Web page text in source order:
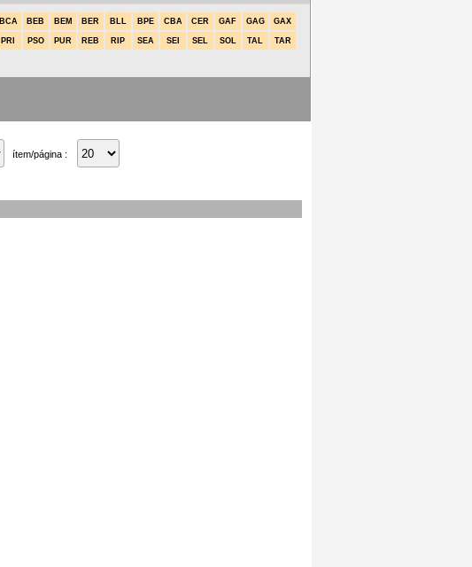
BCA BEB BEM BER BLL BPE CBA CER GAF GAG GAX
PRI PSO PUR REB RIP SEA SEI SEL SOL TAL TAR
ítem/página :